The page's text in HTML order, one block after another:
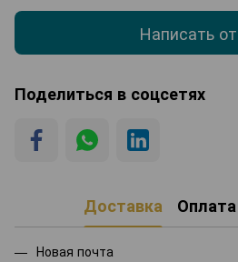
Написать
Поделиться в соцсетях
Доставка Оплата
Новая почта